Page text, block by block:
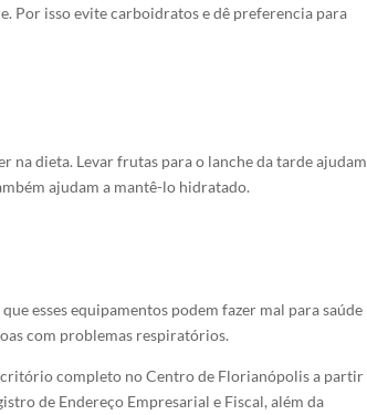
Por isso evite carboidratos e dê preferencia para
na dieta. Levar frutas para o lanche da tarde ajudam
ajudam a mantê-lo hidratado.
esses equipamentos podem fazer mal para saúde
com problemas respiratórios.
completo no Centro de Florianópolis a partir
de Endereço Empresarial e Fiscal, além da